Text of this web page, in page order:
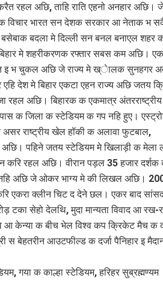
रहल अछि, ताहि राति एहनो अनहार अछि।
विचार भारत सन देशक सरकार आ नेताक भ
बदला मे दिल्ली सन बनल बनाएल शहर
मे शहरीकरणक रफ्तार सबस कम अछि।
इ भ चुकल अछि जे राज्य मे ख्ेालक सुनहगर
देश मे बिहार एकटा एहन राज्य अछि जतय
अछि। बिहारक क एकमात्र अंतरराष्ट्रीय
क जिला क स्टेडियम क गप नहि हुए।
राष्ट्रीय खेल हॉकी क अलावा फुटबाल,
पहिने जतय स्टेडियम मे खिलाड़ी क मेला
करि रहल अछि। वीरान पड़ल 35 हजार दर्शक
नहि अछि जे ओकर भाग्य मे की लिखल अछि।
एकरा क्लीन चिट द देने छल। एकर बाद
सेहो देलथि, मुदा मान्यता विवाद आ रख-
आ केन्या क बीच भेल विश्व कप क्रिकेट मैच क
स बेहतरीन आउटफील्ड क दर्जा पैनिहार इ
गया क काल्हा स्टेडियम, हरिहर सुब्रह्मण्यम